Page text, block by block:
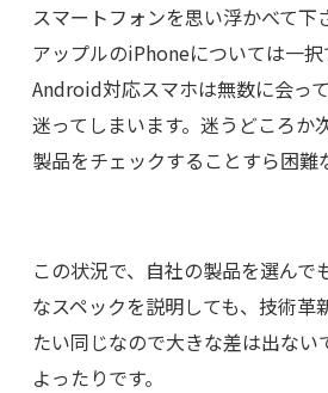
スマートフォンを思い浮かべて下
アップルのiPhoneについては一択
Android対応スマホは無数に会っ
迷ってしまいます。迷うどころか
製品をチェックすることすら困難
この状況で、自社の製品を選んで
なスペックを説明しても、技術革
たい同じなので大きな差は出ない
よったりです。